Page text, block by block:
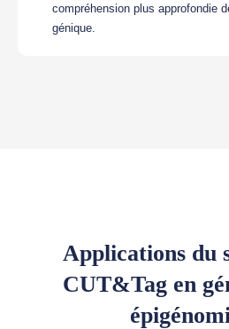
compréhension plus approfondie
génique.
Applications du
CUT&Tag en